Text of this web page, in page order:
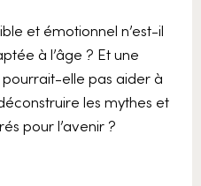
et émotionnel n’est-il
à l’âge ? Et une
elle pas aider à
les mythes et
pour l’avenir ?